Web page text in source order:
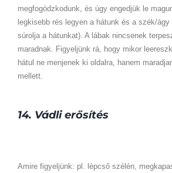
megfogódzkodunk, és úgy engedjük le
legkisebb rés legyen a hátunk és a szék/
súrolja a hátunkat). A lábak nincsenek
maradnak. Figyeljünk rá, hogy mikor
hátul ne menjenek ki oldalra, hanem
mellett.
14. Vádli erősítés
Amire figyeljünk: pl. lépcső szélén,